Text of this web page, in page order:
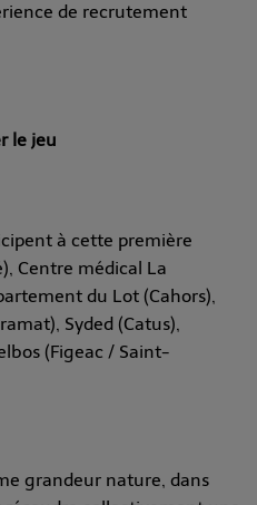
de recrutement
le jeu
à cette première
Centre médical La
du Lot (Cahors),
Syded (Catus),
(Figeac / Saint-
grandeur nature, dans